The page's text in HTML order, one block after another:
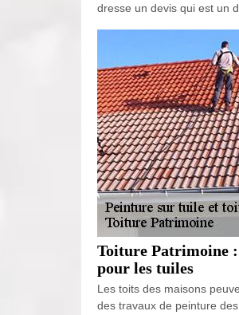
dresse un devis qui est un
Toiture Patrimoine
pour les tuiles
Les toits des maisons
des travaux de peinture